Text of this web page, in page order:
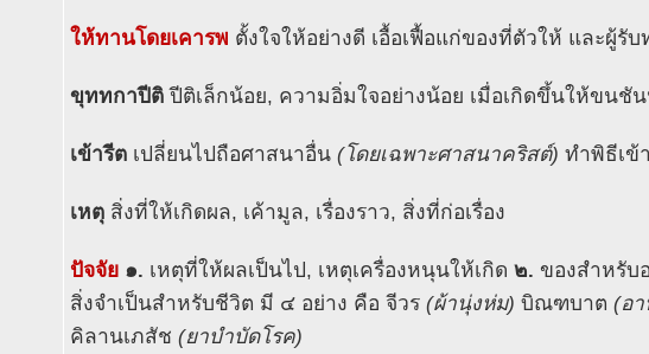
ให้ทานโดยเคารพ ตั้งใจให้อย่างดี เอื้อเฟื้อแก่ของที่ตัวให้ และผู้รั
ขุททกาปีติ ปีติเล็กน้อย, ความอิ่มใจอย่างน้อย เมื่อเกิดขึ้นให้ขนชั
เข้ารีต เปลี่ยนไปถือศาสนาอื่น (โดยเฉพาะศาสนาคริสต์) ทำพิธีเข้
เหตุ สิ่งที่ให้เกิดผล, เค้ามูล, เรื่องราว, สิ่งที่ก่อเรื่อง
ปัจจัย ๑. เหตุที่ให้ผลเป็นไป, เหตุเครื่องหนุนให้เกิด ๒. ของสำหรับ
สิ่งจำเป็นสำหรับชีวิต มี ๔ อย่าง คือ จีวร (ผ้านุ่งห่ม) บิณฑบาต (อา
คิลานเภสัช (ยาบำบัดโรค)